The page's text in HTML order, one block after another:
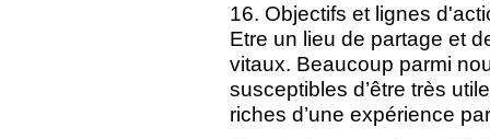
16. Objectifs et lignes
Etre un lieu de partage et
vitaux. Beaucoup parmi
susceptibles d’être très
riches d’une expérience